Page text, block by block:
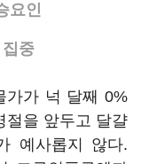
요인
중
가가 넉 달째 0%
절을 앞두고 달걀
예사롭지 않다.